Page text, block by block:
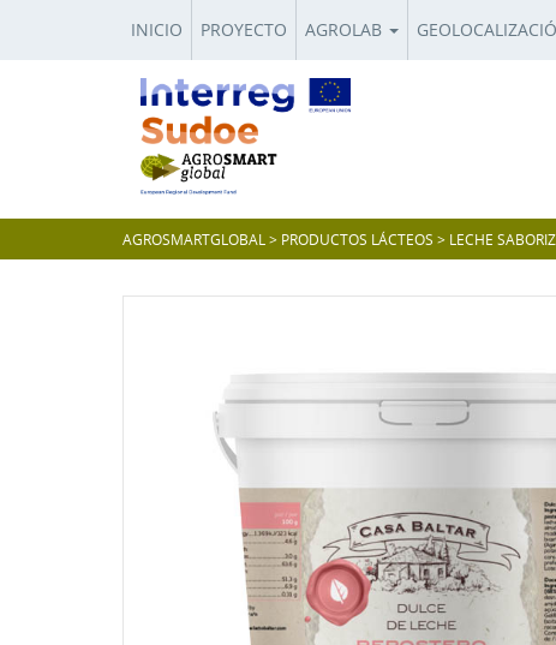
INICIO PROYECTO AGROLAB
AGROSMARTGLOBAL > PRODUCTOS LÁCTEOS > LECHE